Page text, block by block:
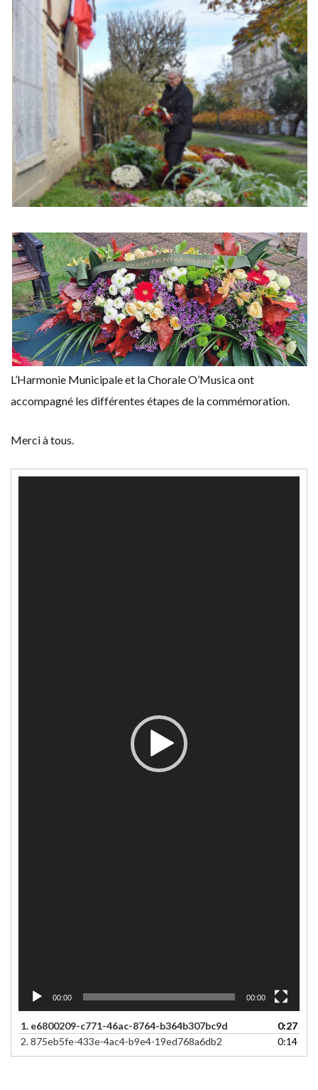
L’Harmonie Municipale et la Chorale O’Musica ont
accompagné les différentes étapes de la commémoration.
Merci à tous.
00:00 00:00
1. e6800209-c771-46ac-8764-b364b307bc9d
0:27
2.875eb5fe-433e-4ac4-b9e4-19ed768a6db2 0:14